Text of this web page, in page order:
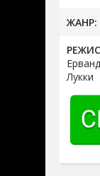
ЖАНР:
Лукки